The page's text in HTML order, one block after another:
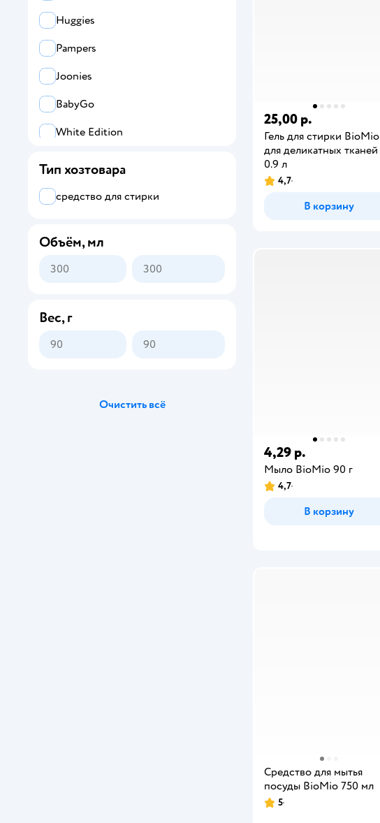
25,00 р.
Гель для стирки BioMio
для деликатных тканей
0.9 л
4,7
В корзину
4,29 р.
Мыло BioMio 90 г
4,7
В корзину
Средство для мытья
посуды BioMio 750 мл
5
Huggies
Pampers
Joonies
BabyGo
White Edition
Tanoshi
Все
Тип хозтовара
средство для стирки
Объём, мл
Вес, г
Очистить всё